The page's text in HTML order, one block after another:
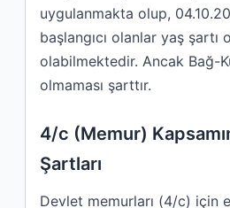
uygulanmakta olup,
başlangıcı olanlar yaş şartı
olabilmektedir. Ancak Bağ-
olmaması şarttır.
4/c (Memur)
Şartları
Devlet memurları (4/c) için